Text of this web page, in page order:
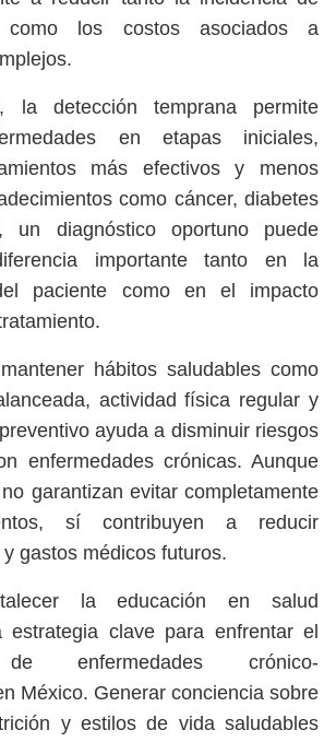
como los costos asociados a
la detección temprana permite
en etapas iniciales,
más efectivos y menos
como cáncer, diabetes
un diagnóstico oportuno puede
importante tanto en la
paciente como en el impacto
hábitos saludables como
actividad física regular y
ayuda a disminuir riesgos
enfermedades crónicas. Aunque
garantizan evitar completamente
sí contribuyen a reducir
gastos médicos futuros.
la educación en salud
estrategia clave para enfrentar el
de enfermedades crónico-
México. Generar conciencia sobre
y estilos de vida saludables